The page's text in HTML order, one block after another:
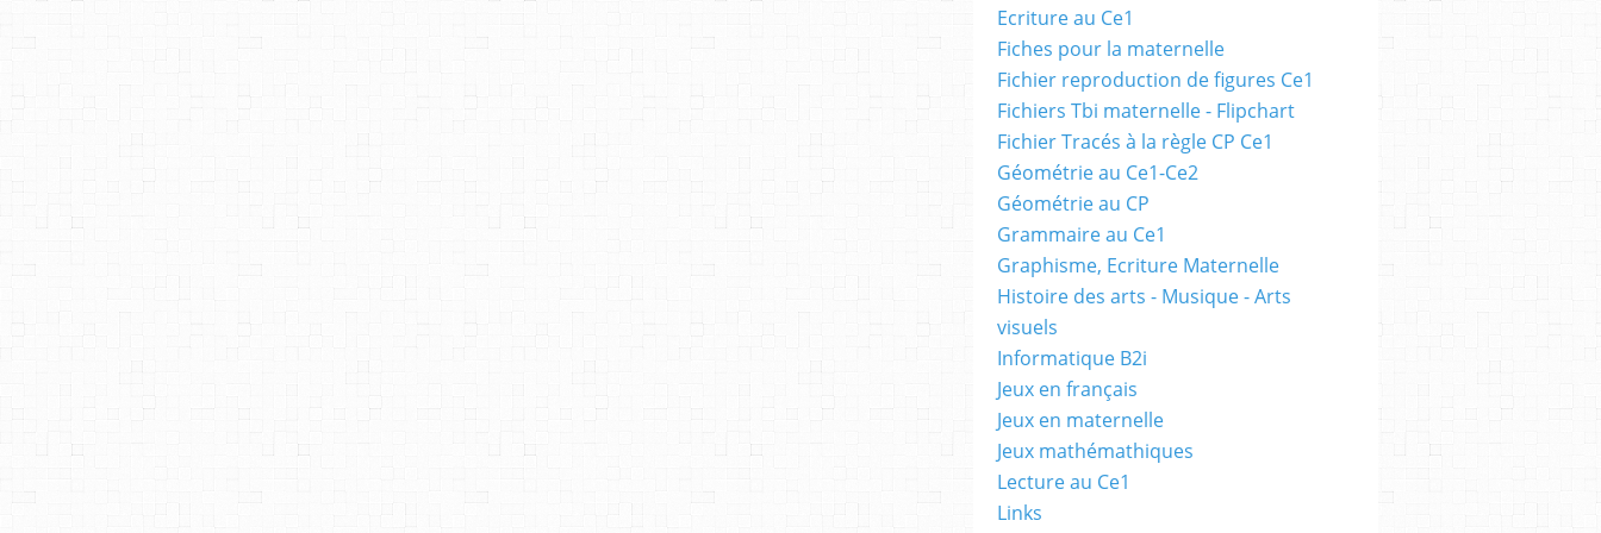
Ecriture au Ce1
Fiches pour la maternelle
Fichier reproduction de figures Ce1
Fichiers Tbi maternelle - Flipchart
Fichier Tracés à la règle CP Ce1
Géométrie au Ce1-Ce2
Géométrie au CP
Grammaire au Ce1
Graphisme, Ecriture Maternelle
Histoire des arts - Musique - Arts
visuels
Informatique B2i
Jeux en français
Jeux en maternelle
Jeux mathémathiques
Lecture au Ce1
Links